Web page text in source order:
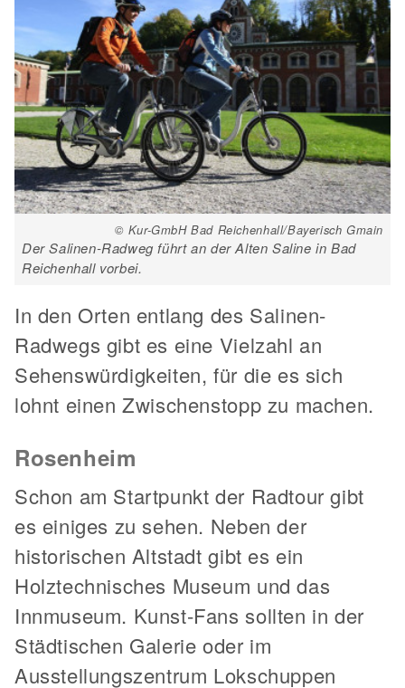
© Kur-GmbH Bad Reichenhall/Bayerisch Gmain
Der Salinen-Radweg führt an der Alten Saline in Bad
Reichenhall vorbei.
In den Orten entlang des Salinen-
Radwegs gibt es eine Vielzahl an
Sehenswürdigkeiten, für die es sich
lohnt einen Zwischenstopp zu machen.
Rosenheim
Schon am Startpunkt der Radtour gibt
es einiges zu sehen. Neben der
historischen Altstadt gibt es ein
Holztechnisches Museum und das
Innmuseum. Kunst-Fans sollten in der
Städtischen Galerie oder im
Ausstellungszentrum Lokschuppen